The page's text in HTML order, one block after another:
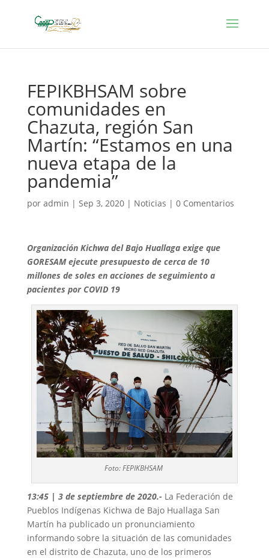
FEPIKBHSAM sobre
comunidades en
Chazuta, región San
Martín: “Estamos en una
nueva etapa de la
pandemia”
por admin | Sep 3, 2020| Noticias | 0 Comentarios
Organización Kichwa del Bajo Huallaga exige que
GORESAM ejecute presupuesto de cerca de 10
millones de soles en acciones de seguimiento a
pacientes por COVID 19
Foto: FEPIKBHSAM
13:45 | 3 de septiembre de 2020.- La Federación de
Pueblos Indígenas Kichwa de Bajo Huallaga San
Martín ha publicado un pronunciamiento
informando sobre la situación de las comunidades
en el distrito de Chazuta, uno de los primeros